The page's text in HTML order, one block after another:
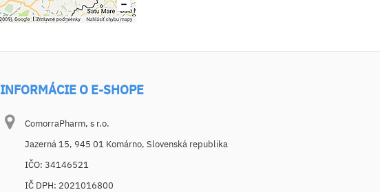
INFORMÁCIE O E-SHOPE
ComorraPharm, s r.o.
Jazerná 15, 945 01 Komárno, Slovenská republika
IČO: 34146521
IČ DPH: 2021016800